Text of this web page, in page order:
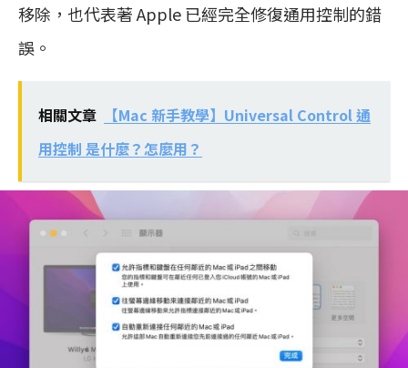
移除，也代表著 Apple 已經完全修復通用控制的錯
誤。
相關文章
【Mac 新手教學】Universal Control 通
用控制 是什麼？怎麼用？